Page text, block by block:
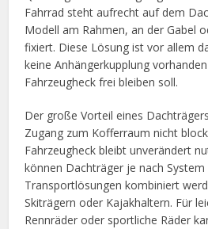
Fahrrad steht aufrecht auf dem
Modell am Rahmen, an der Gabel
fixiert. Diese Lösung ist vor allem
keine Anhängerkupplung
Fahrzeugheck frei bleiben soll.
Der große Vorteil eines
Zugang zum Kofferraum nicht
Fahrzeugheck bleibt unverändert
können Dachträger je nach
Transportlösungen kombiniert
Skiträgern oder Kajakhaltern. Für
Rennräder oder sportliche Räder